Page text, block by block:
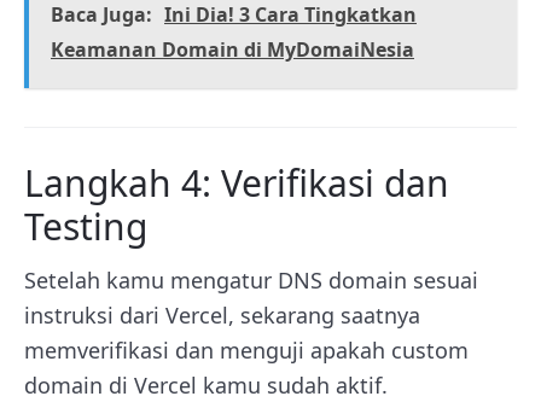
Baca Juga: Ini Dia! 3 Cara Tingkatkan
Keamanan Domain di MyDomaiNesia
Langkah 4: Verifikasi dan
Testing
Setelah kamu mengatur DNS domain sesuai
instruksi dari Vercel, sekarang saatnya
memverifikasi dan menguji apakah custom
domain di Vercel kamu sudah aktif.